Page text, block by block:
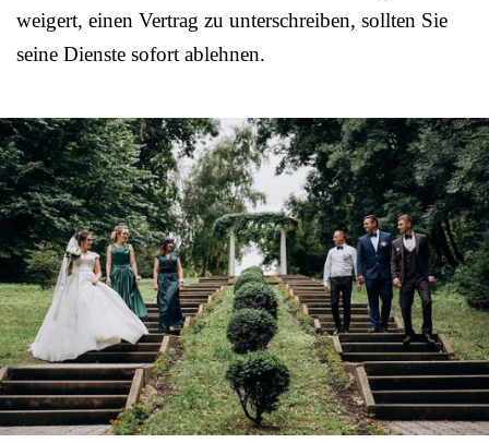
weigert, einen Vertrag zu unterschreiben, sollten Sie
seine Dienste sofort ablehnen.